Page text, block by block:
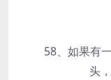
58、如果有一
头